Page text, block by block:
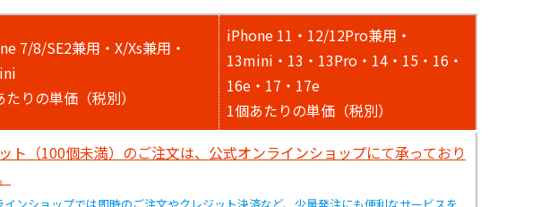
7/8/SE2兼用・X/Xs兼用・
たりの単価（税別）
iPhone 11・12/12Pro兼用・
13mini・13・13Pro・14・15・16・
16e・17・17e
1個あたりの単価（税別）
ト（100個未満）のご注文は、公式オンラインショップにて承っており